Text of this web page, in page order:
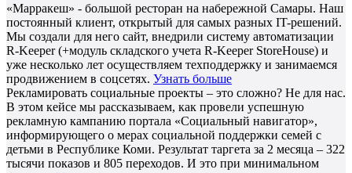
«Марракеш» - большой ресторан на набережной Самары. Наш
постоянный клиент, открытый для самых разных IT-решений.
Мы создали для него сайт, внедрили систему автоматизации
R-Keeper (+модуль складского учета R-Keeper StoreHouse) и
уже несколько лет осуществляем техподдержку и занимаемся
продвижением в соцсетях. Узнать больше
Рекламировать социальные проекты – это сложно? Не для нас.
В этом кейсе мы рассказываем, как провели успешную
рекламную кампанию портала «Социальный навигатор»,
информирующего о мерах социальной поддержки семей с
детьми в Республике Коми. Результат таргета за 2 месяца – 322
тысячи показов и 805 переходов. И это при минимальном